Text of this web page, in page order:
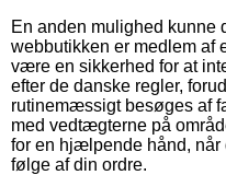
En anden mulighed kunne
webbutikken er medlem af
være en sikkerhed for at
efter de danske regler,
rutinemæssigt besøges af
med vedtægterne på
for en hjælpende hånd,
følge af din ordre.